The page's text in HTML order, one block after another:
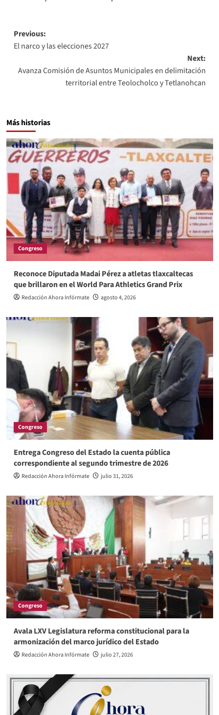
Post
navigation
Previous:
El narco y las elecciones 2027
Next:
Avanza Comisión de Asuntos Municipales en delimitación
territorial entre Teolocholco y Tetlanohcan
Más historias
Congreso
Reconoce Diputada Madai Pérez a atletas tlaxcaltecas
que brillaron en el World Para Athletics Grand Prix
Redacción Ahora Infórmate agosto 4, 2026
Congreso
Entrega Congreso del Estado la cuenta pública
correspondiente al segundo trimestre de 2026
Redacción Ahora Infórmate julio 31, 2026
Congreso
Avala LXV Legislatura reforma constitucional para la
armonización del marco jurídico del Estado
Redacción Ahora Infórmate julio 27, 2026